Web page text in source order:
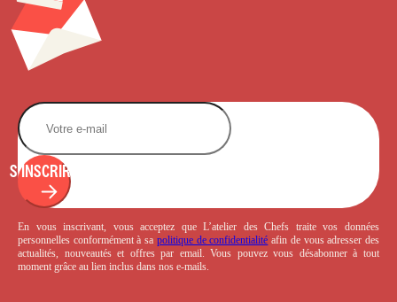
S'INSCRIRE
En vous inscrivant, vous acceptez que L’atelier des Chefs traite vos données
personnelles conformément à sa politique de confidentialité afin de vous adresser des
actualités, nouveautés et offres par email. Vous pouvez vous désabonner à tout
moment grâce au lien inclus dans nos e-mails.